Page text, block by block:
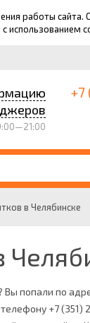
работы
с
+7
в Челябинске
попали по
+7